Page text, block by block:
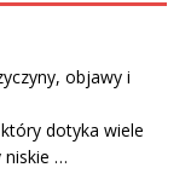
objawy i
dotyka wiele
niskie …